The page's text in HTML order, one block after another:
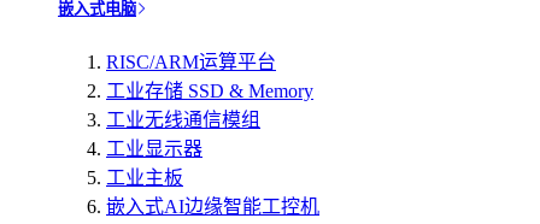
嵌入式电脑
RISC/ARM运算平台
工业存储 SSD & Memory
工业无线通信模组
工业显示器
工业主板
嵌入式AI边缘智能工控机